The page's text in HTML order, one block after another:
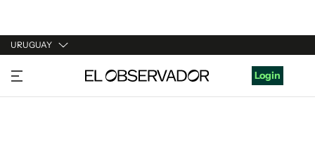
URUGUAY
URUGUAY
ARGENTINA
Login